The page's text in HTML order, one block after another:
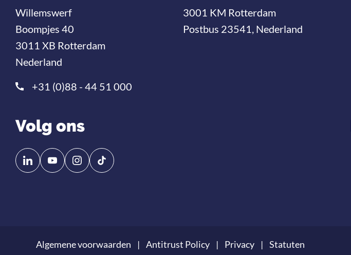
Willemswerf
Boompjes 40
3011 XB Rotterdam
Nederland
+31 (0)88 - 44 51 000
3001 KM Rotterdam
Postbus 23541, Nederland
Volg ons
Volg
ons
Volg
ons
Algemene voorwaarden Antitrust Policy Privacy Statuten